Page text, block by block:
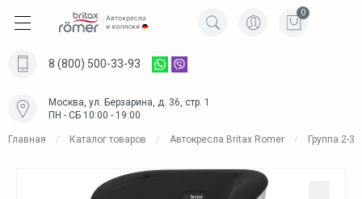
8 (800) 500-33-93
Москва, ул. Берзарина, д. 36, стр. 1
ПН - СБ 10:00 - 19:00
0
Главная Каталог товаров Автокресла Britax Romer Группа 2-3